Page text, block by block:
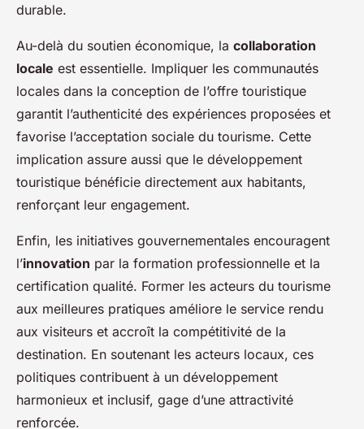
durable.
Au-delà du soutien économique, la collaboration
locale est essentielle. Impliquer les communautés
locales dans la conception de l’offre touristique
garantit l’authenticité des expériences proposées et
favorise l’acceptation sociale du tourisme. Cette
implication assure aussi que le développement
touristique bénéficie directement aux habitants,
renforçant leur engagement.
Enfin, les initiatives gouvernementales encouragent
l’innovation par la formation professionnelle et la
certification qualité. Former les acteurs du tourisme
aux meilleures pratiques améliore le service rendu
aux visiteurs et accroît la compétitivité de la
destination. En soutenant les acteurs locaux, ces
politiques contribuent à un développement
harmonieux et inclusif, gage d’une attractivité
renforcée.